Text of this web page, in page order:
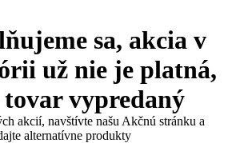
sa, akcia v
už nie je platná,
tovar vypredaný
akcií, navštívte našu Akčnú stránku a
alternatívne produkty